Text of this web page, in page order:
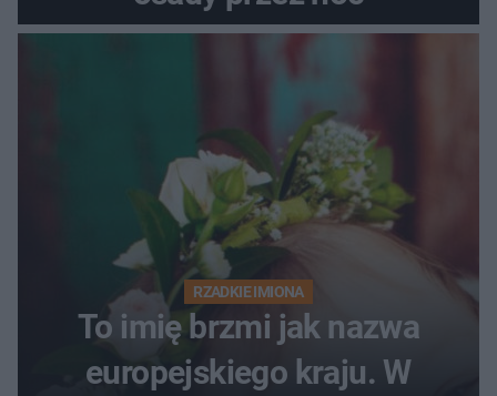
RZADKIE IMIONA
To imię brzmi jak nazwa
europejskiego kraju. W